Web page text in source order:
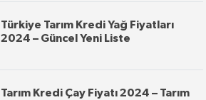
Türkiye Tarım Kredi Yağ Fiyatları
2024 – Güncel Yeni Liste
Tarım Kredi Çay Fiyatı 2024 – Tarım